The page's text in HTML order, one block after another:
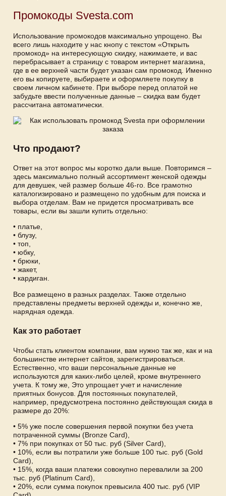
Промокоды Svesta.com
Использование промокодов максимально упрощено. Вы
всего лишь находите у нас кнопу с текстом «Открыть
промокод» на интересующую скидку, нажимаете, и вас
перебрасывает а страницу с товаром интернет магазина,
где в ее верхней части будет указан сам промокод. Именно
его вы копируете, выбираете и оформляете покупку в
своем личном кабинете. При выборе перед оплатой не
забудьте ввести полученные данные – скидка вам будет
рассчитана автоматически.
Что продают?
Ответ на этот вопрос мы коротко дали выше. Повторимся –
здесь максимально полный ассортимент женской одежды
для девушек, чей размер больше 46-го. Все грамотно
каталогизировано и размещено по удобным для поиска и
выбора отделам. Вам не придется просматривать все
товары, если вы зашли купить отдельно:
• платье,
• блузу,
• топ,
• юбку,
• брюки,
• жакет,
• кардиган.
Все размещено в разных разделах. Также отдельно
представлены предметы верхней одежды и, конечно же,
нарядная одежда.
Как это работает
Чтобы стать клиентом компании, вам нужно так же, как и на
большинстве интернет сайтов, зарегистрироваться.
Естественно, что ваши персональные данные не
используются для каких-либо целей, кроме внутреннего
учета. К тому же, Это упрощает учет и начисление
приятных бонусов. Для постоянных покупателей,
например, предусмотрена постоянно действующая скида в
размере до 20%:
• 5% уже после совершения первой покупки без учета
потраченной суммы (Bronze Card),
• 7% при покупках от 50 тыс. руб (Silver Card),
• 10%, если вы потратили уже больше 100 тыс. руб (Gold
Card),
• 15%, когда ваши платежи совокупно перевалили за 200
тыс. руб (Platinum Card),
• 20%, если сумма покупок превысила 400 тыс. руб (VIP